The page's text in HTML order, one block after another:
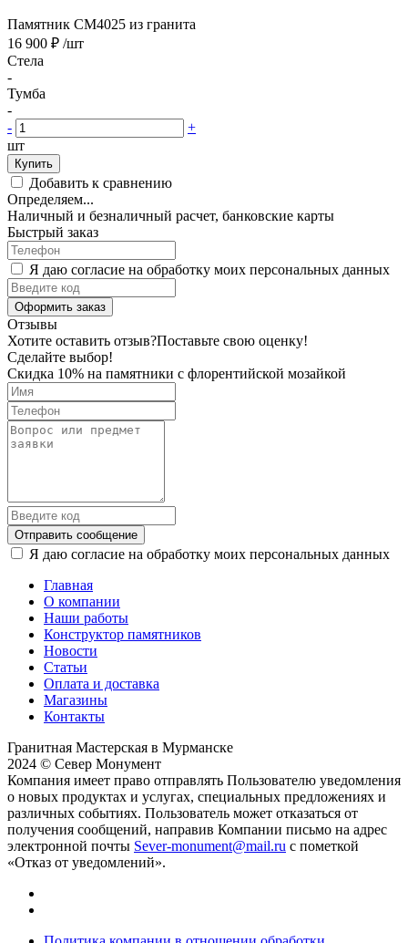
Памятник CM4025 из гранита
16 900 ₽ /шт
Стела
-
Тумба
-
-
+
шт
Купить
Добавить к сравнению
Определяем...
Наличный и безналичный расчет, банковские карты
Быстрый заказ
Я даю согласие на обработку моих персональных данных
Оформить заказ
Отзывы
Хотите оставить отзыв?Поставьте свою оценку!
Сделайте выбор!
Скидка 10% на памятники с флорентийской мозайкой
Отправить сообщение
Я даю согласие на обработку моих персональных данных
Главная
О компании
Наши работы
Конструктор памятников
Новости
Статьи
Оплата и доставка
Магазины
Контакты
Гранитная Мастерская в Мурманске
2024 © Север Монумент
Компания имеет право отправлять Пользователю уведомления
о новых продуктах и услугах, специальных предложениях и
различных событиях. Пользователь может отказаться от
получения сообщений, направив Компании письмо на адрес
электронной почты Sever-monument@mail.ru с пометкой
«Отказ от уведомлений».